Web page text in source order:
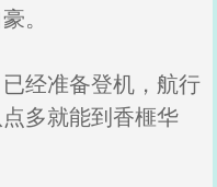
。
经准备登机，航行
多就能到香榧华